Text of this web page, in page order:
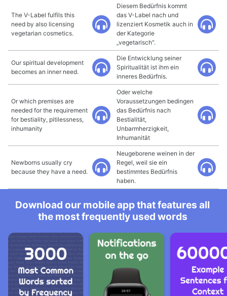
The V-Label fulfils this
need by also licensing
vegetarian cosmetics.
Diesem Bedürfnis kommt
das V-Label nach und
lizenziert Kosmetik auch in
der Kategorie
„vegetarisch".
Our spiritual development
becomes an inner need.
Die Entwicklung seiner
Spiritualität ist ihm ein
inneres Bedürfnis.
Or which premises are
needed for the requirement
for bestiality, pitilessness,
inhumanity
Oder welche
Voraussetzungen bedingen
das Bedürfnis nach
Bestialität,
Unbarmherzigkeit,
Inhumanität
Newborns usually cry
because they have a need.
Neugeborene weinen in der
Regel, weil sie ein
bestimmtes Bedürfnis
haben.
Download our mobile app that features all
the most frequently used words